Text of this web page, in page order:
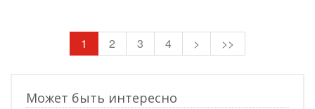
1 2 3 4 > >>
Может быть интересно